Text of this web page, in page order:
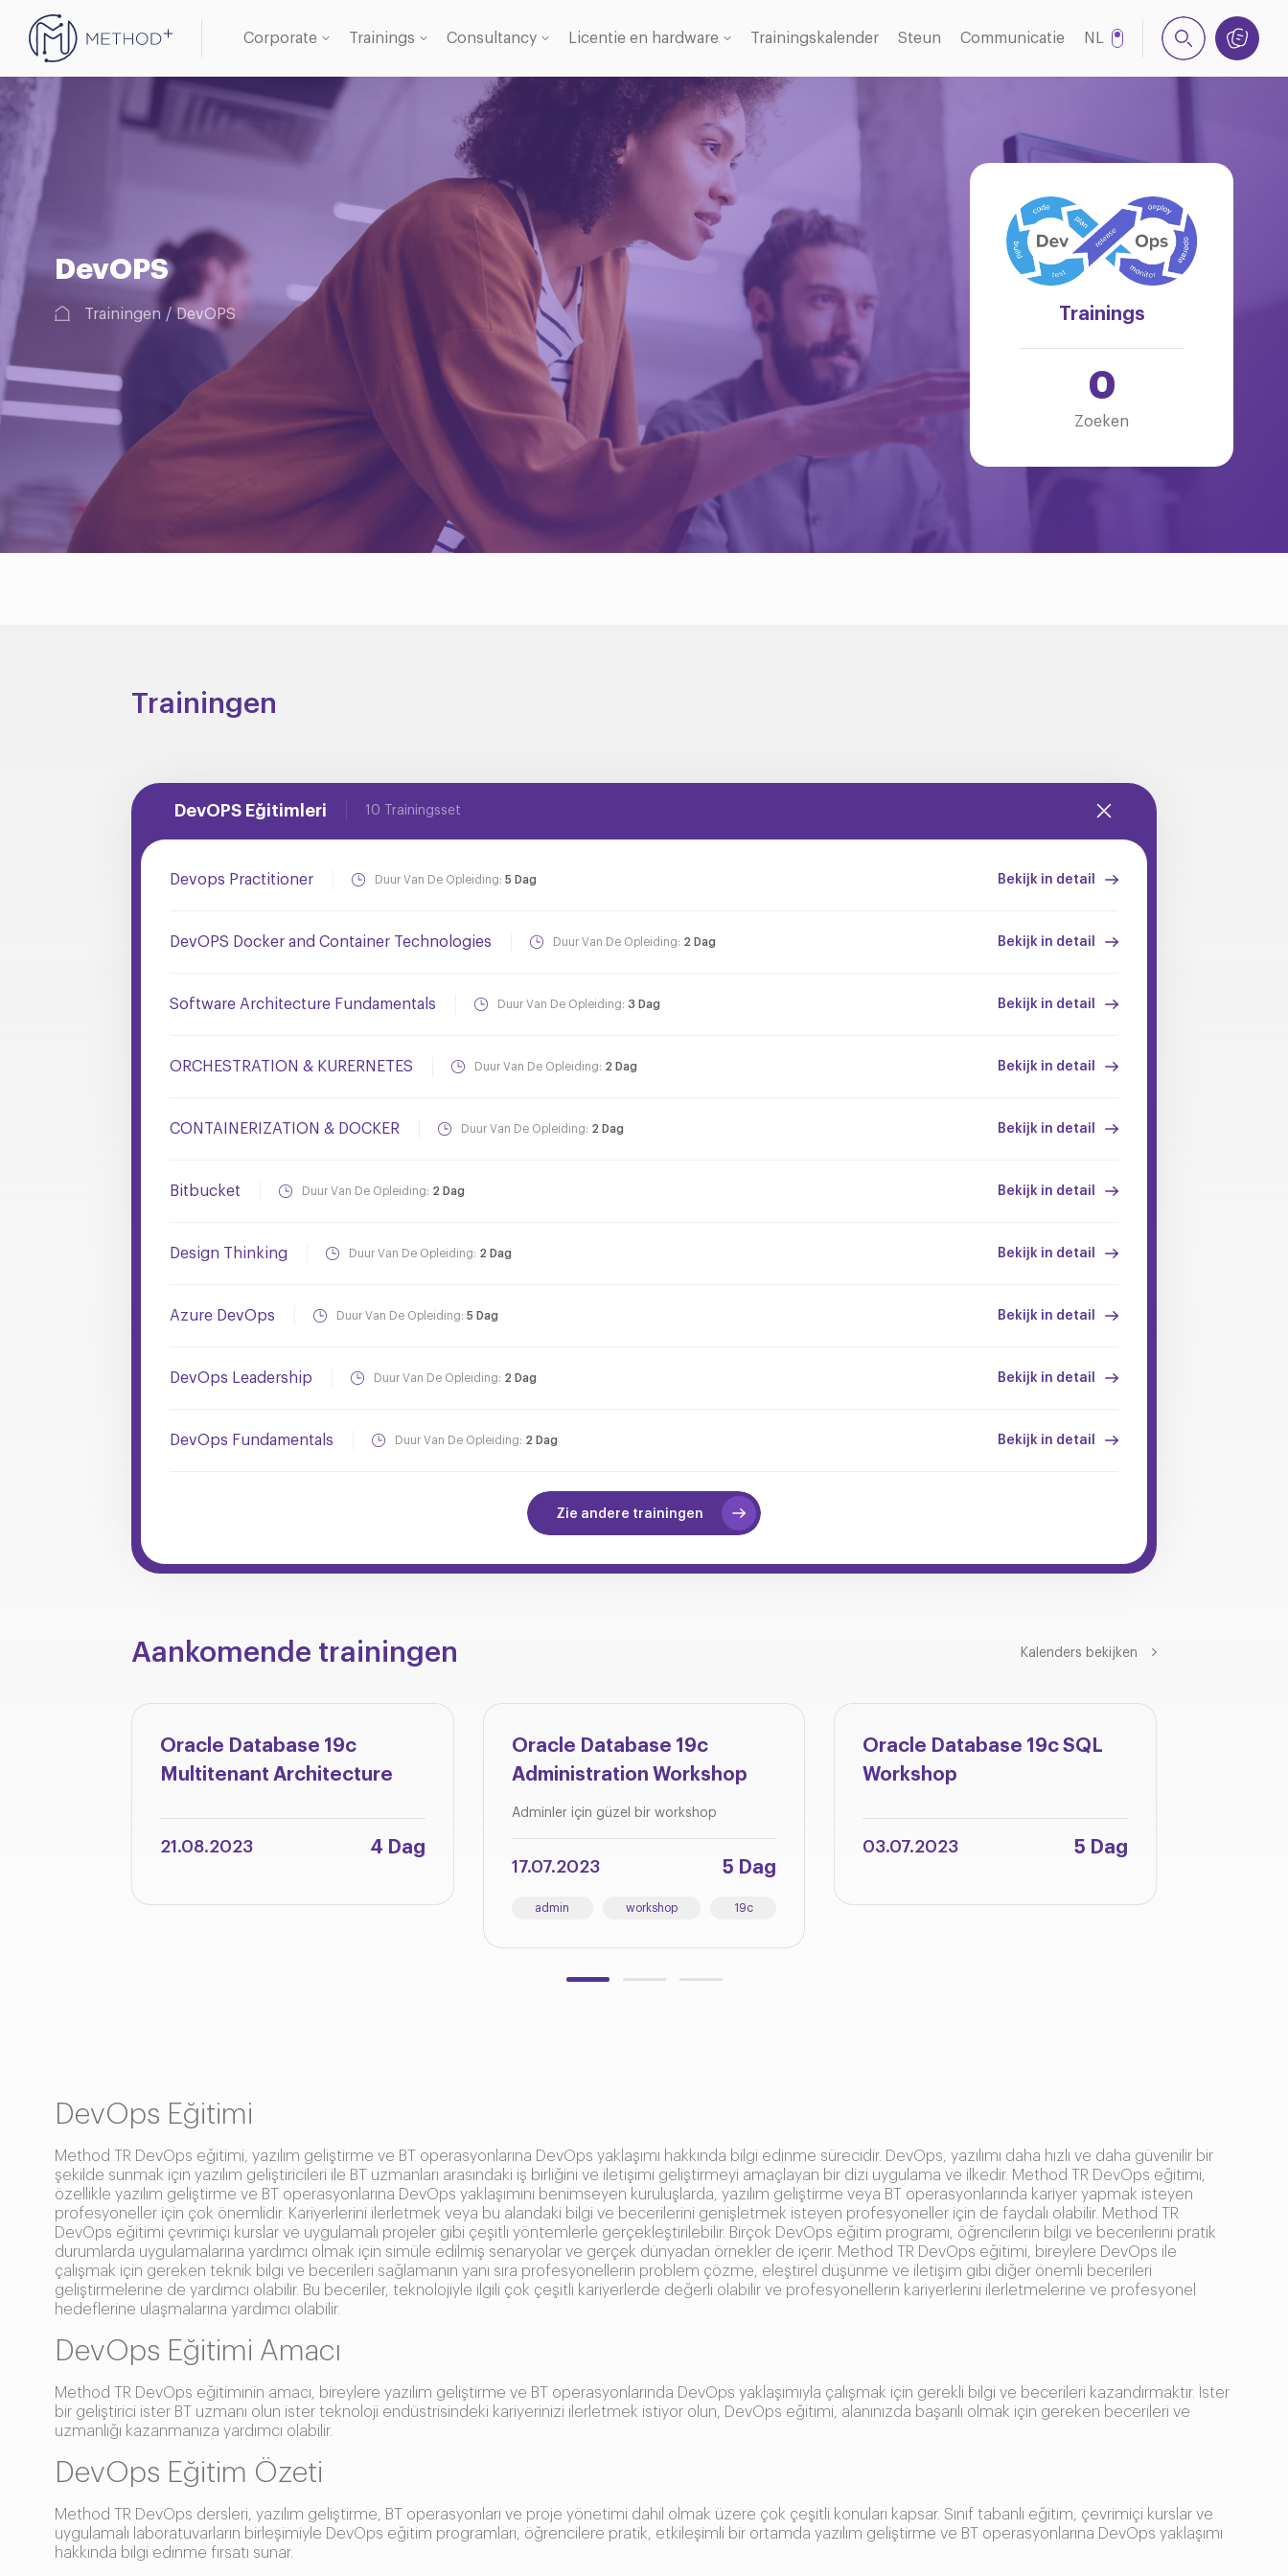
Corporate Trainings Consultancy Licentie en hardware
Oracle Licentie
Trainingskalender Steun Communicatie
NL
DevOPS
Trainingen DevOPS Trainings
0
Zoeken
Trainingen
DevOPS Eğitimleri 10 Trainingsset
Devops Practitioner Duur Van De Opleiding: 5 Dag Bekijk in detail
DevOPS Docker and Container Technologies Duur Van De Opleiding: 2 Dag Bekijk in detail
Software Architecture Fundamentals Duur Van De Opleiding: 3 Dag Bekijk in detail
ORCHESTRATION & KURERNETES Duur Van De Opleiding: 2 Dag Bekijk in detail
CONTAINERIZATION & DOCKER Duur Van De Opleiding: 2 Dag Bekijk in detail
Bitbucket Duur Van De Opleiding: 2 Dag Bekijk in detail
Design Thinking Duur Van De Opleiding: 2 Dag Bekijk in detail
Azure DevOps Duur Van De Opleiding: 5 Dag Bekijk in detail
DevOps Leadership Duur Van De Opleiding: 2 Dag Bekijk in detail
DevOps Fundamentals Duur Van De Opleiding: 2 Dag Bekijk in detail
Zie andere trainingen
Aankomende trainingen Kalenders bekijken
Oracle Database 19c
Multitenant Architecture
21.08.2023 4 Dag
Oracle Database 19c
Administration Workshop
Adminler için güzel bir workshop
17.07.2023 5 Dag
admin workshop 19c
Oracle Database 19c SQL
Workshop
03.07.2023 5 Dag
DevOps Eğitimi
Method TR DevOps eğitimi, yazılım geliştirme ve BT operasyonlarına DevOps yaklaşımı hakkında bilgi edinme sürecidir. DevOps, yazılımı daha hızlı ve daha güvenilir bir
şekilde sunmak için yazılım geliştiricileri ile BT uzmanları arasındaki iş birliğini ve iletişimi geliştirmeyi amaçlayan bir dizi uygulama ve ilkedir. Method TR DevOps eğitimi,
özellikle yazılım geliştirme ve BT operasyonlarına DevOps yaklaşımını benimseyen kuruluşlarda, yazılım geliştirme veya BT operasyonlarında kariyer yapmak isteyen
profesyoneller için çok önemlidir. Kariyerlerini ilerletmek veya bu alandaki bilgi ve becerilerini genişletmek isteyen profesyoneller için de faydalı olabilir. Method TR
DevOps eğitimi çevrimiçi kurslar ve uygulamalı projeler gibi çeşitli yöntemlerle gerçekleştirilebilir. Birçok DevOps eğitim programı, öğrencilerin bilgi ve becerilerini pratik
durumlarda uygulamalarına yardımcı olmak için simüle edilmiş senaryolar ve gerçek dünyadan örnekler de içerir. Method TR DevOps eğitimi, bireylere DevOps ile
çalışmak için gereken teknik bilgi ve becerileri sağlamanın yanı sıra profesyonellerin problem çözme, eleştirel düşünme ve iletişim gibi diğer önemli becerileri
geliştirmelerine de yardımcı olabilir. Bu beceriler, teknolojiyle ilgili çok çeşitli kariyerlerde değerli olabilir ve profesyonellerin kariyerlerini ilerletmelerine ve profesyonel
hedeflerine ulaşmalarına yardımcı olabilir.
DevOps Eğitimi Amacı
Method TR DevOps eğitiminin amacı, bireylere yazılım geliştirme ve BT operasyonlarında DevOps yaklaşımıyla çalışmak için gerekli bilgi ve becerileri kazandırmaktır. İster
bir geliştirici ister BT uzmanı olun ister teknoloji endüstrisindeki kariyerinizi ilerletmek istiyor olun, DevOps eğitimi, alanınızda başarılı olmak için gereken becerileri ve
uzmanlığı kazanmanıza yardımcı olabilir.
DevOps Eğitim Özeti
Method TR DevOps dersleri, yazılım geliştirme, BT operasyonları ve proje yönetimi dahil olmak üzere çok çeşitli konuları kapsar. Sınıf tabanlı eğitim, çevrimiçi kurslar ve
uygulamalı laboratuvarların birleşimiyle DevOps eğitim programları, öğrencilere pratik, etkileşimli bir ortamda yazılım geliştirme ve BT operasyonlarına DevOps yaklaşımı
hakkında bilgi edinme fırsatı sunar.